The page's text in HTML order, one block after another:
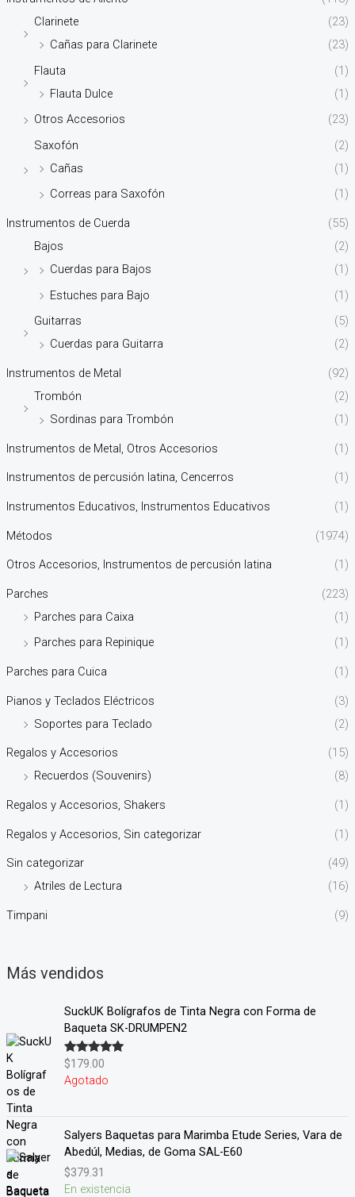
Clarinete
(23)
Cañas para Clarinete
(23)
Flauta
(1)
Flauta Dulce
(1)
Otros Accesorios
(23)
Saxofón
(2)
Cañas
(1)
Correas para Saxofón
(1)
Instrumentos de Cuerda
(55)
Bajos
(2)
Cuerdas para Bajos
(1)
Estuches para Bajo
(1)
Guitarras
(5)
Cuerdas para Guitarra
(2)
Instrumentos de Metal
(92)
Trombón
(2)
Sordinas para Trombón
(1)
Instrumentos de Metal, Otros Accesorios (1)
Instrumentos de percusión latina, Cencerros (1)
Instrumentos Educativos, Instrumentos Educativos (1)
Métodos (1974)
Otros Accesorios, Instrumentos de percusión latina (1)
Parches
(223)
Parches para Caixa
(1)
Parches para Repinique
(1)
Parches para Cuica (1)
Pianos y Teclados Eléctricos
(3)
Soportes para Teclado
(2)
Regalos y Accesorios
(15)
Recuerdos (Souvenirs)
(8)
Regalos y Accesorios, Shakers (1)
Regalos y Accesorios, Sin categorizar (1)
Sin categorizar
(49)
Atriles de Lectura
(16)
Timpani (9)
Más vendidos
SuckUK Bolígrafos de Tinta Negra con Forma de
Baqueta SK-DRUMPEN2
Valorado en
5.00 de 5
$179.00
Agotado
Salyers Baquetas para Marimba Etude Series, Vara de
Abedúl, Medias, de Goma SAL-E60
$379.31
En existencia